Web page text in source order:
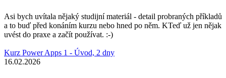
Asi bych uvítala nějaký studijní materiál - detail probraných příkladů
a to buď před konáním kurzu nebo hned po něm. KTeď už jen nějak
uvést do praxe a začít používat. :-)
Kurz Power Apps 1 - Úvod, 2 dny
16.02.2026